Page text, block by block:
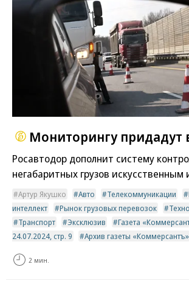
Мониторингу придадут
Росавтодор дополнит систему
негабаритных грузов искусственным
Артур Якушко Авто Телекоммуникации
интеллект
Рынок грузовых перевозок
Транспорт
Эксклюзив
Газета
24.07.2024, стр. 9
Архив газеты «Коммерсантъ»
2 мин.